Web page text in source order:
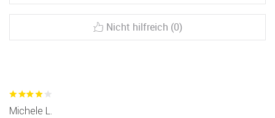
Nicht hilfreich (0)
Michele L.